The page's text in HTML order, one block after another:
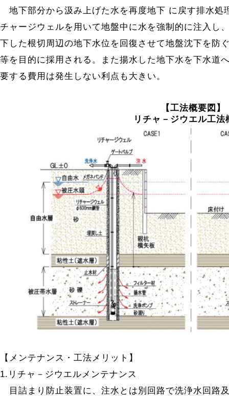
地下部分から汲み上げた水を再度地下 に戻す排水処
チャージウェルを用いて地盤中に水を強制的に注入し
下した根切周辺の地下水位を回復させて地盤沈下を防
等を目的に採用される。また揚水した地下水を下水道
要する費用は発生しない利点も大きい。
【工法概要図】
リチャ－ジウエル工法
【メンテナンス・工法メリット】
1.リチャ－ジウエルメンテナンス
目詰まり防止装置に、注水とは別回路で洗浄水回路